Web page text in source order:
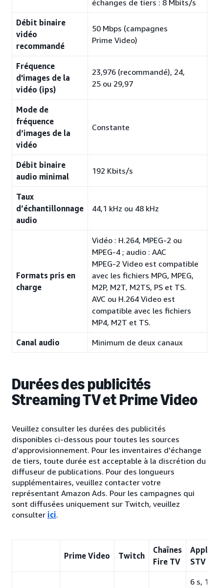
échanges de tiers : 8 Mbits/s
Débit binaire
vidéo
recommandé
50 Mbps (campagnes
Prime Video)
Fréquence
d'images de la
vidéo (ips)
23,976 (recommandé), 24,
25 ou 29,97
Mode de
fréquence
d’images de la
vidéo
Constante
Débit binaire
audio minimal
192 Kbits/s
Taux
d’échantillonnage
audio
44,1 kHz ou 48 kHz
Formats pris en
charge
Vidéo : H.264, MPEG-2 ou
MPEG-4 ; audio : AAC
MPEG-2 Video est compatible
avec les fichiers MPG, MPEG,
M2P, M2T, M2TS, PS et TS.
AVC ou H.264 Video est
compatible avec les fichiers
MP4, M2T et TS.
Canal audio Minimum de deux canaux
Durées des publicités
Streaming TV et Prime Video
Veuillez consulter les durées des publicités
disponibles ci-dessous pour toutes les sources
d’approvisionnement. Pour les inventaires d'échange
de tiers, toute durée est acceptable à la discrétion du
diffuseur de publications. Pour des longueurs
supplémentaires, veuillez contacter votre
représentant Amazon Ads. Pour les campagnes qui
sont diffusées uniquement sur Twitch, veuillez
consulter ici.
Prime Video Twitch
Chaînes
Fire TV
STV
6 s, 10